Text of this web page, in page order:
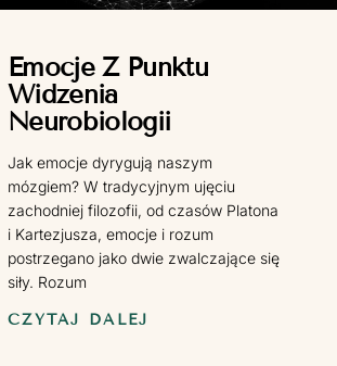
Emocje Z Punktu
Widzenia
Neurobiologii
Jak emocje dyrygują naszym
mózgiem? W tradycyjnym ujęciu
zachodniej filozofii, od czasów Platona
i Kartezjusza, emocje i rozum
postrzegano jako dwie zwalczające się
siły. Rozum
CZYTAJ DALEJ